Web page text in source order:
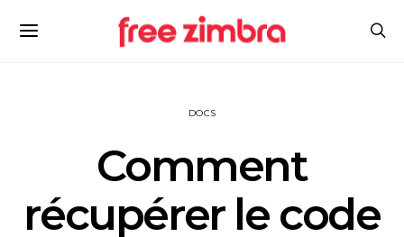
DOCS
Comment
récupérer le code